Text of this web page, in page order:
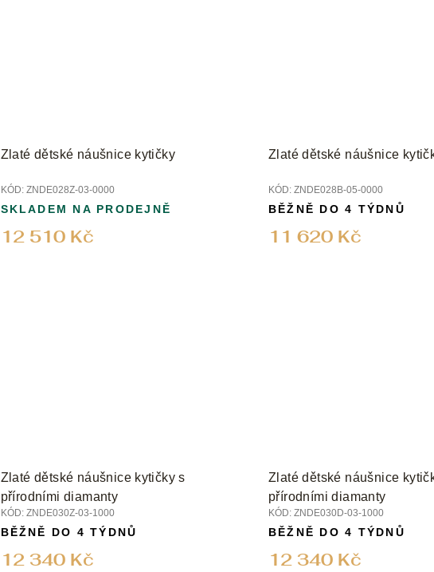
Zlaté dětské náušnice kytičky
KÓD: ZNDE028Z-03-0000
12 510 Kč
SKLADEM NA PRODEJNĚ
Zlaté dětské náušnice
KÓD: ZNDE028B-05-0000
11 620 Kč
BĚŽNĚ DO 4 TÝDNŮ
Zlaté dětské náušnice kytičky s
přírodními diamanty
KÓD: ZNDE030Z-03-1000
12 340 Kč
BĚŽNĚ DO 4 TÝDNŮ
Zlaté dětské náušnice
přírodními diamanty
KÓD: ZNDE030D-03-1000
12 340 Kč
BĚŽNĚ DO 4 TÝDNŮ